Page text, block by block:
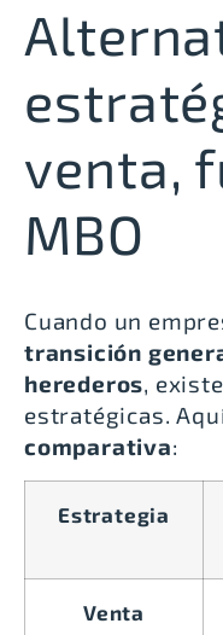
venta,
MBO
Cuando un
transición
herederos,
estratégicas.
comparativa:
Estrategia
Venta